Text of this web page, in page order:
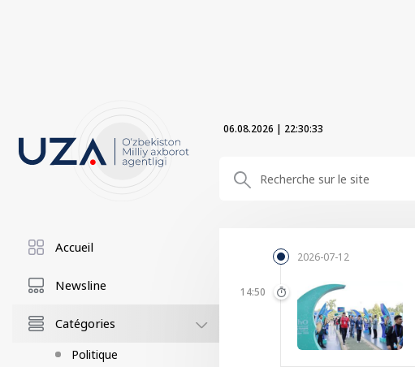
06.08.2026 | 22:30:34
Accueil
Newsline
Catégories
Politique
2026-07-12
14:50